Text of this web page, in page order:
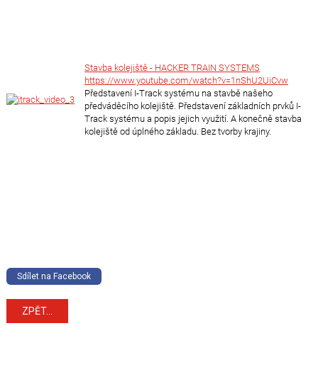
Stavba kolejiště - HACKER TRAIN SYSTEMS
https://www.youtube.com/watch?v=1nShU2UiCvw
Představení I-Track systému na stavbě našeho
předváděcího kolejiště. Představení základních prvků I-
Track systému a popis jejich využití. A konečně stavba
kolejiště od úplného základu. Bez tvorby krajiny.
Sdílet na Facebook
ZPĚT...